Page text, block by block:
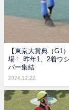
【東京大賞典（G1
場！ 昨年1、2着ウ
バー集結
2024.12.22